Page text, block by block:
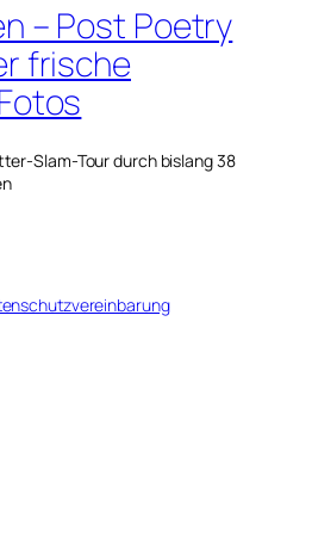
– Post Poetry
frische
Slam-Tour durch bislang 38